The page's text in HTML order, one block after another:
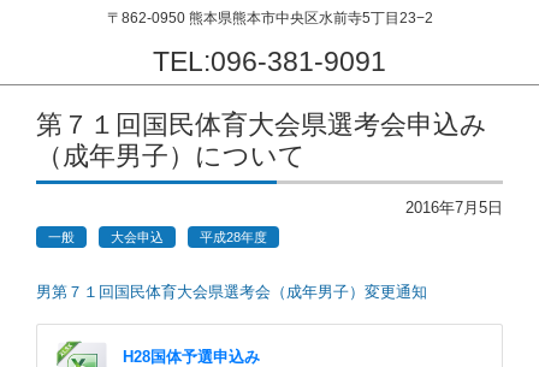
〒862-0950 熊本県熊本市中央区水前寺5丁目23−2
TEL:096-381-9091
コンテンツに移動
第７１回国民体育大会県選考会申込み
（成年男子）について
2016年7月5日
一般 大会申込 平成28年度
男第７１回国民体育大会県選考会（成年男子）変更通知
H28国体予選申込み